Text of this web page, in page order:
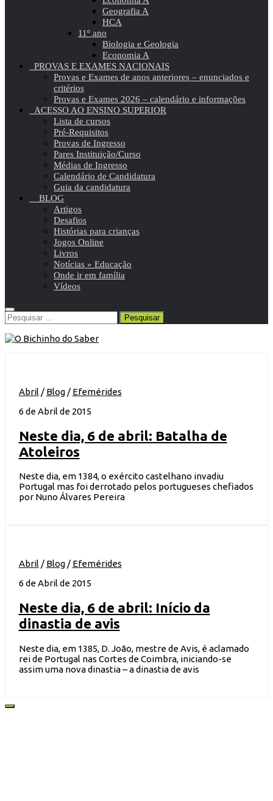
Geografia A
HCA
11º ano
Biologia e Geologia
Economia A
PROVAS E EXAMES NACIONAIS
Provas e Exames de anos anteriores – enunciados e
critérios
Provas e Exames 2026 – calendário e informações
ACESSO AO ENSINO SUPERIOR
Lista de cursos
Pré-Requisitos
Provas de Ingresso
Pares Instituição/Curso
Médias de Ingresso
Calendário de Candidatura
Guia da candidatura
BLOG
Artigos
Desafios
Histórias para crianças
Jogos Online
Livros
Notícias » Educação
Onde ir em família
Vídeos
Pesquisar
por:
Abril / Blog/ Efemérides
6 de Abril de 2015
Neste dia, 6 de abril: Batalha de
Atoleiros
Neste dia, em 1384, o exército castelhano invadiu
Portugal mas foi derrotado pelos portugueses chefiados
por Nuno Álvares Pereira
Abril/ Blog/ Efemérides
6 de Abril de 2015
Neste dia, 6 de abril: Início da
dinastia de avis
Neste dia, em 1385, D. João, mestre de Avis, é aclamado
rei de Portugal nas Cortes de Coimbra, iniciando-se
assim uma nova dinastia – a dinastia de avis